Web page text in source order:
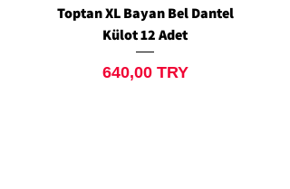
Toptan XL Bayan Bel Dantel
Külot 12 Adet
Preis
640,00 TRY